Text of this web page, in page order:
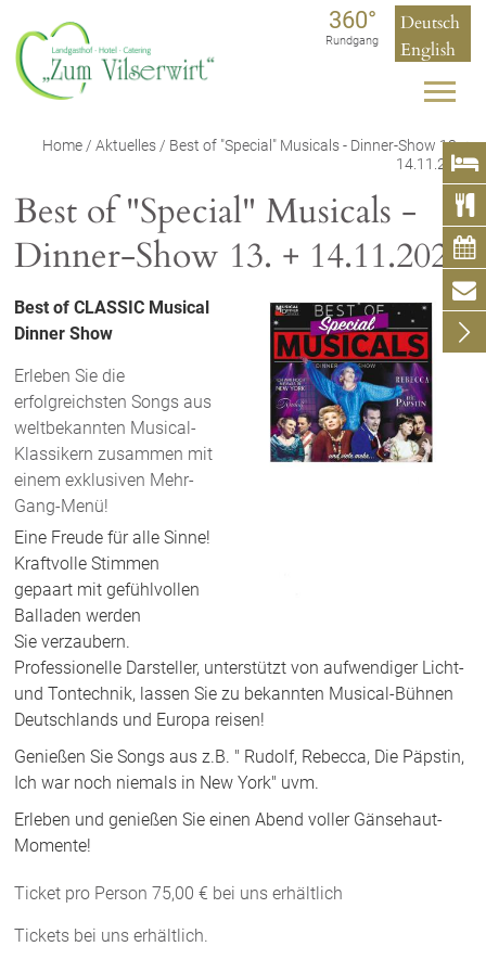
Deutsch
English
360°
Rundgang
Home/ Aktuelles/ Best of "Special" Musicals - Dinner-Show 13. +
14.11.2026
Best of "Special" Musicals -
Dinner-Show 13. + 14.11.2026
Best of CLASSIC Musical
Dinner Show
Erleben Sie die
erfolgreichsten Songs aus
weltbekannten Musical-
Klassikern zusammen mit
einem exklusiven Mehr-
Gang-Menü!
Eine Freude für alle Sinne!
Kraftvolle Stimmen
gepaart mit gefühlvollen
Balladen werden
Sie verzaubern.
Professionelle Darsteller, unterstützt von aufwendiger Licht-
und Tontechnik, lassen Sie zu bekannten Musical-Bühnen
Deutschlands und Europa reisen!
Genießen Sie Songs aus z.B. " Rudolf, Rebecca, Die Päpstin,
Ich war noch niemals in New York" uvm.
Erleben und genießen Sie einen Abend voller Gänsehaut-
Momente!
Ticket pro Person 75,00 € bei uns erhältlich
Tickets bei uns erhältlich.




